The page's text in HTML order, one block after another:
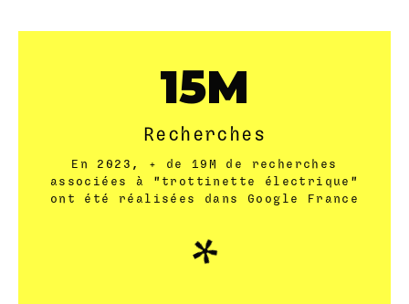
19
Recherches
En 2023, + de 19M de recherches
associées à "trottinette électrique"
ont été réalisées dans Google France